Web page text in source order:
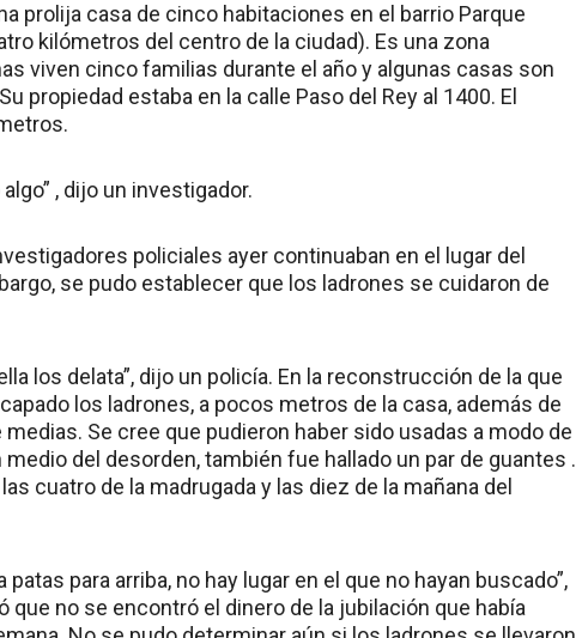
prolija casa de cinco habitaciones en el barrio Parque
kilómetros del centro de la ciudad). Es una zona
viven cinco familias durante el año y algunas casas son
propiedad estaba en la calle Paso del Rey al 1400. El
, dijo un investigador.
policiales ayer continuaban en el lugar del
se pudo establecer que los ladrones se cuidaron de
los delata”, dijo un policía. En la reconstrucción de la que
los ladrones, a pocos metros de la casa, además de
Se cree que pudieron haber sido usadas a modo de
del desorden, también fue hallado un par de guantes .
cuatro de la madrugada y las diez de la mañana del
para arriba, no hay lugar en el que no hayan buscado”,
no se encontró el dinero de la jubilación que había